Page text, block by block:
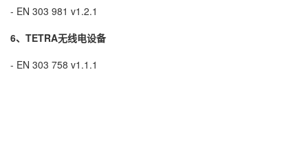
- EN 303 981 v1.2.1
6、TETRA无线电设备
- EN 303 758 v1.1.1